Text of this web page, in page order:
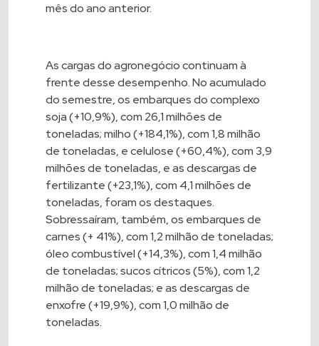
mês do ano anterior.
As cargas do agronegócio continuam à
frente desse desempenho. No acumulado
do semestre, os embarques do complexo
soja (+10,9%), com 26,1 milhões de
toneladas; milho (+184,1%), com 1,8 milhão
de toneladas, e celulose (+60,4%), com 3,9
milhões de toneladas, e as descargas de
fertilizante (+23,1%), com 4,1 milhões de
toneladas, foram os destaques.
Sobressaíram, também, os embarques de
carnes (+ 41%), com 1,2 milhão de toneladas;
óleo combustível (+14,3%), com 1,4 milhão
de toneladas; sucos cítricos (5%), com 1,2
milhão de toneladas; e as descargas de
enxofre (+19,9%), com 1,0 milhão de
toneladas.